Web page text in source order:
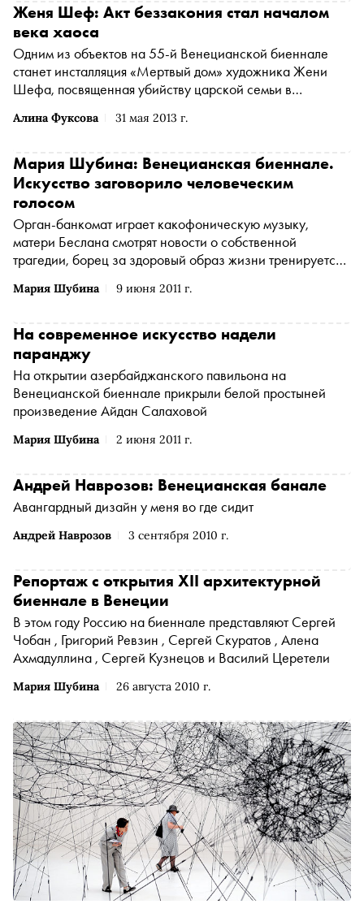
Алина Фуксова 31 мая 2013 г.
Женя Шеф: Акт беззакония стал началом
века хаоса
Одним из объектов на 55-й Венецианской биеннале
станет инсталляция «Мертвый дом» художника Жени
Шефа, посвященная убийству царской семьи в
Мария Шубина 9 июня 2011 г.
Мария Шубина: Венецианская биеннале.
Искусство заговорило человеческим
голосом
Орган-банкомат играет какофоническую музыку,
матери Беслана смотрят новости о собственной
трагедии, борец за здоровый образ жизни тренируется
очень понятным
Мария Шубина 2 июня 2011 г.
На современное искусство надели
паранджу
На открытии азербайджанского павильона на
Венецианской биеннале прикрыли белой простыней
произведение Айдан Салаховой
Андрей Наврозов 3 сентября 2010 г.
Андрей Наврозов: Венецианская банале
Авангардный дизайн у меня во где сидит
Мария Шубина 26 августа 2010 г.
Репортаж с открытия XII архитектурной
биеннале в Венеции
В этом году Россию на биеннале представляют Сергей
Чобан , Григорий Ревзин , Сергей Скуратов , Алена
Ахмадуллина , Сергей Кузнецов и Василий Церетели